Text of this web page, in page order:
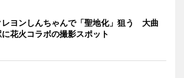
レヨンしんちゃんで「聖地化」狙う 大曲
に花火コラボの撮影スポット